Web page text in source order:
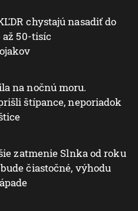
chystajú nasadiť do
50-tisíc
na nočnú moru.
štípance, neporiadok
zatmenie Slnka od roku
čiastočné, výhodu